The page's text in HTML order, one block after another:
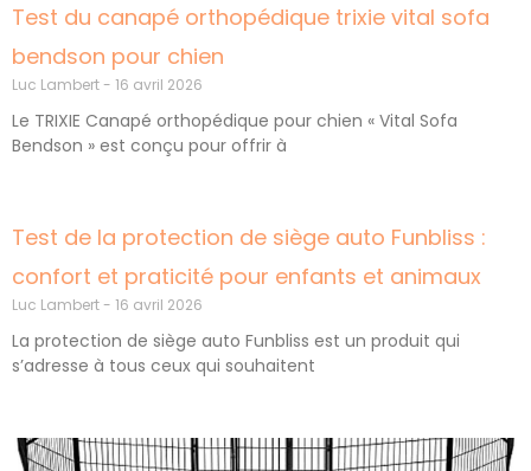
Test du canapé orthopédique trixie vital sofa
bendson pour chien
Luc Lambert 16 avril 2026
Le TRIXIE Canapé orthopédique pour chien « Vital Sofa
Bendson » est conçu pour offrir à
Test de la protection de siège auto Funbliss :
confort et praticité pour enfants et animaux
Luc Lambert 16 avril 2026
La protection de siège auto Funbliss est un produit qui
s’adresse à tous ceux qui souhaitent